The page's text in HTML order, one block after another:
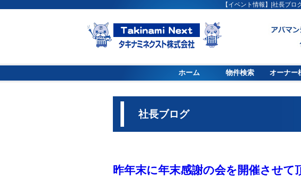
【イベント情報】|社長ブ
ホーム 物件検索 オーナー
社長ブログ
昨年末に年末感謝の会を開催させて